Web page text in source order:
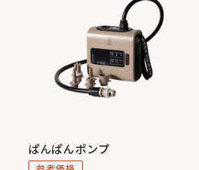
ぱんぱんポンプ